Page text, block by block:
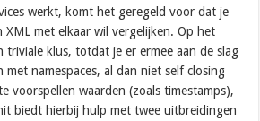
werkt, komt het geregeld voor dat je
XML met elkaar wil vergelijken. Op het
triviale klus, totdat je er ermee aan de slag
met namespaces, al dan niet self closing
voorspellen waarden (zoals timestamps),
biedt hierbij hulp met twee uitbreidingen